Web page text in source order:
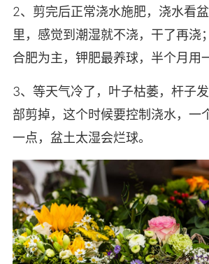
2、剪完后正常浇水施肥，浇水看
里，感觉到潮湿就不浇，干了再浇
合肥为主，钾肥最养球，半个月用
3、等天气冷了，叶子枯萎，杆子
部剪掉，这个时候要控制浇水，一
一点，盆土太湿会烂球。